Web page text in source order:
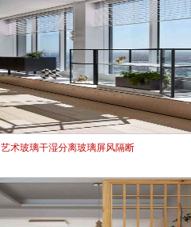
艺术玻璃干湿分离玻璃屏风隔断